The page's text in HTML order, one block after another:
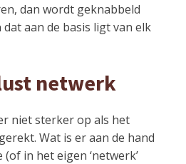
dan wordt geknabbeld
aan de basis ligt van elk
netwerk
niet sterker op als het
Wat is er aan de hand
in het eigen ‘netwerk’